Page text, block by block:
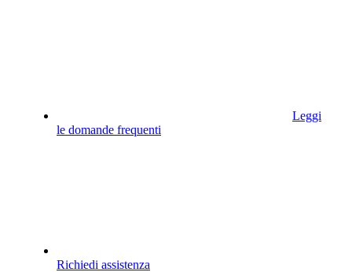
Leggi
le domande frequenti
Richiedi assistenza